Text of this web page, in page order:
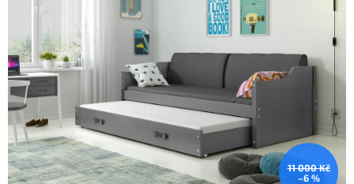
11 000 Kč
–6 %